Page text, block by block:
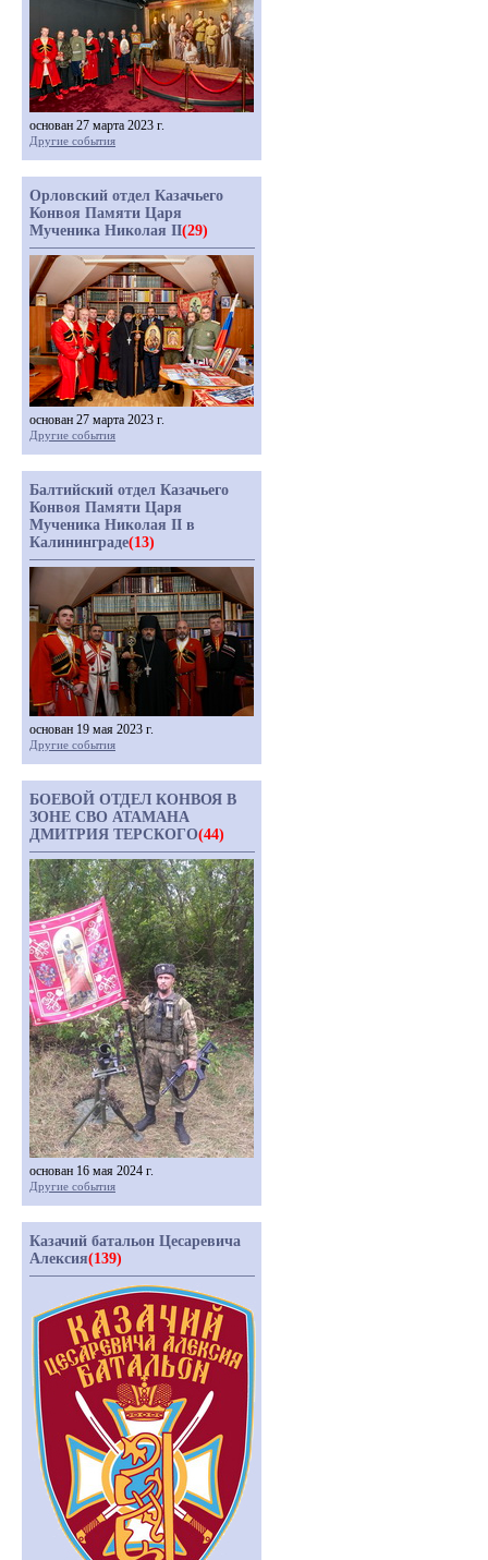
основан 27 марта 2023 г.
Другие события
Орловский отдел Казачьего
Конвоя Памяти Царя
Мученика Николая II(29)
основан 27 марта 2023 г.
Другие события
Балтийский отдел Казачьего
Конвоя Памяти Царя
Мученика Николая II в
Калининграде(13)
основан 19 мая 2023 г.
Другие события
БОЕВОЙ ОТДЕЛ КОНВОЯ В
ЗОНЕ СВО АТАМАНА
ДМИТРИЯ ТЕРСКОГО(44)
основан 16 мая 2024 г.
Другие события
Казачий батальон Цесаревича
Алексия(139)